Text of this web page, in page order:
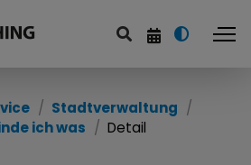
Stadtverwaltung
ich was
Detail